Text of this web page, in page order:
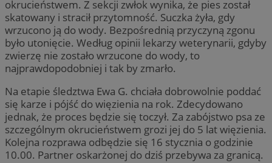
okrucieństwem. Z sekcji zwłok wynika, że pies został
skatowany i stracił przytomność. Suczka żyła, gdy
wrzucono ją do wody. Bezpośrednią przyczyną zgonu
było utonięcie. Według opinii lekarzy weterynarii, gdyby
zwierzę nie zostało wrzucone do wody, to
najprawdopodobniej i tak by zmarło.
Na etapie śledztwa Ewa G. chciała dobrowolnie poddać
się karze i pójść do więzienia na rok. Zdecydowano
jednak, że proces będzie się toczył. Za zabójstwo psa ze
szczególnym okrucieństwem grozi jej do 5 lat więzienia.
Kolejna rozprawa odbędzie się 16 stycznia o godzinie
10.00. Partner oskarżonej do dziś przebywa za granicą.